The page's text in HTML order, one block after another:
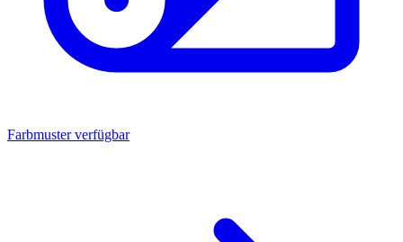
Farbmuster verfügbar